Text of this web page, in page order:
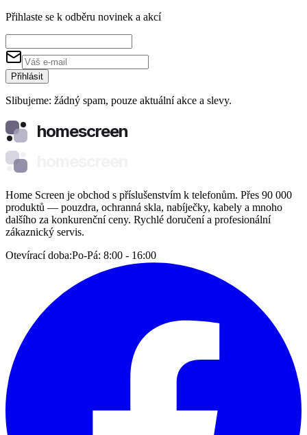
Přihlaste se k odběru novinek a akcí
Přihlásit
Slibujeme: žádný spam, pouze aktuální akce a slevy.
homescreen
Home Screen je obchod s příslušenstvím k telefonům. Přes 90 000
produktů — pouzdra, ochranná skla, nabíječky, kabely a mnoho
dalšího za konkurenční ceny. Rychlé doručení a profesionální
zákaznický servis.
Otevírací doba:Po-Pá: 8:00 - 16:00